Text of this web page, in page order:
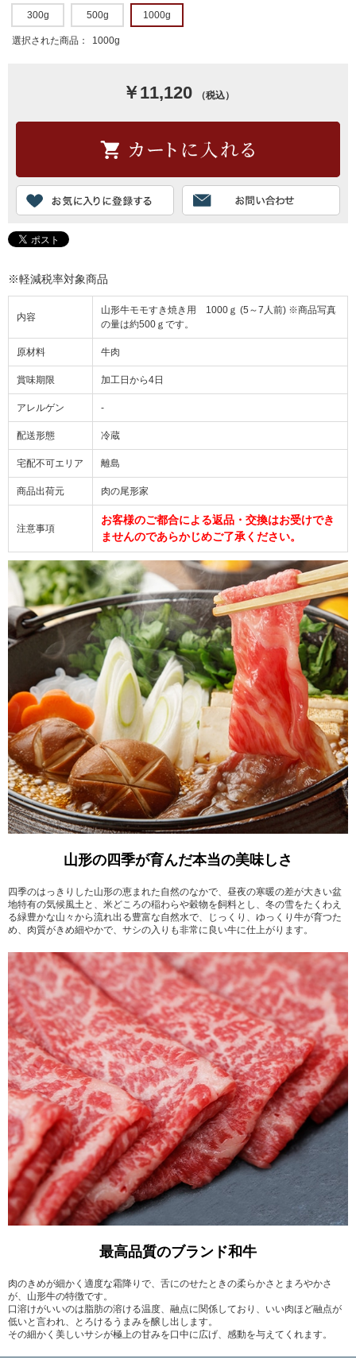
300g 500g 1000g
選択された商品： 1000g
￥11,120 （税込）
※軽減税率対象商品
内容
山形牛モモすき焼き用 1000ｇ (5～7人前) ※商品写真
の量は約500ｇです。
原材料 牛肉
賞味期限 加工日から4日
アレルゲン -
配送形態 冷蔵
宅配不可エリア 離島
商品出荷元 肉の尾形家
注意事項
お客様のご都合による返品・交換はお受けでき
ませんのであらかじめご了承ください。
山形の四季が育んだ本当の美味しさ
四季のはっきりした山形の恵まれた自然のなかで、昼夜の寒暖の差が大きい盆
地特有の気候風土と、米どころの稲わらや穀物を飼料とし、冬の雪をたくわえ
る緑豊かな山々から流れ出る豊富な自然水で、じっくり、ゆっくり牛が育つた
め、肉質がきめ細やかで、サシの入りも非常に良い牛に仕上がります。
最高品質のブランド和牛
肉のきめが細かく適度な霜降りで、舌にのせたときの柔らかさとまろやかさ
が、山形牛の特徴です。
口溶けがいいのは脂肪の溶ける温度、融点に関係しており、いい肉ほど融点が
低いと言われ、とろけるうまみを醸し出します。
その細かく美しいサシが極上の甘みを口中に広げ、感動を与えてくれます。